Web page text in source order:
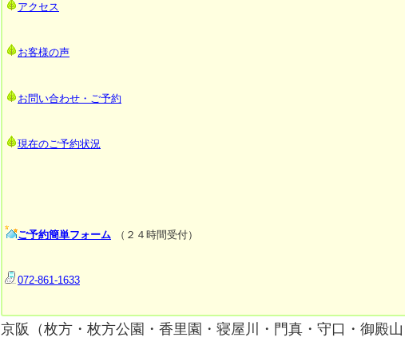
アクセス
お客様の声
お問い合わせ・ご予約
現在のご予約状況
ご予約簡単フォーム （２４時間受付）
072-861-1633
京阪（枚方・枚方公園・香里園・寝屋川・門真・守口・御殿